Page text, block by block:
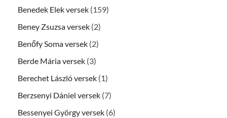
Benedek Elek versek (159)
Beney Zsuzsa versek (2)
Benőfy Soma versek (2)
Berde Mária versek (3)
Berechet László versek (1)
Berzsenyi Dániel versek (7)
Bessenyei György versek (6)